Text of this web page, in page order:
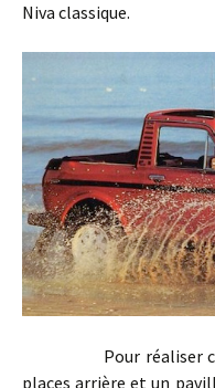
Niva classique.
Pour réaliser ce
places arrière et un